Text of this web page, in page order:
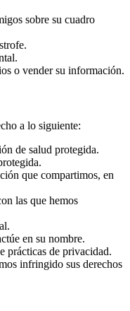
sobre su cuadro
o vender su información.
a lo siguiente:
de salud protegida.
que compartimos, en
las que hemos
en su nombre.
prácticas de privacidad.
infringido sus derechos